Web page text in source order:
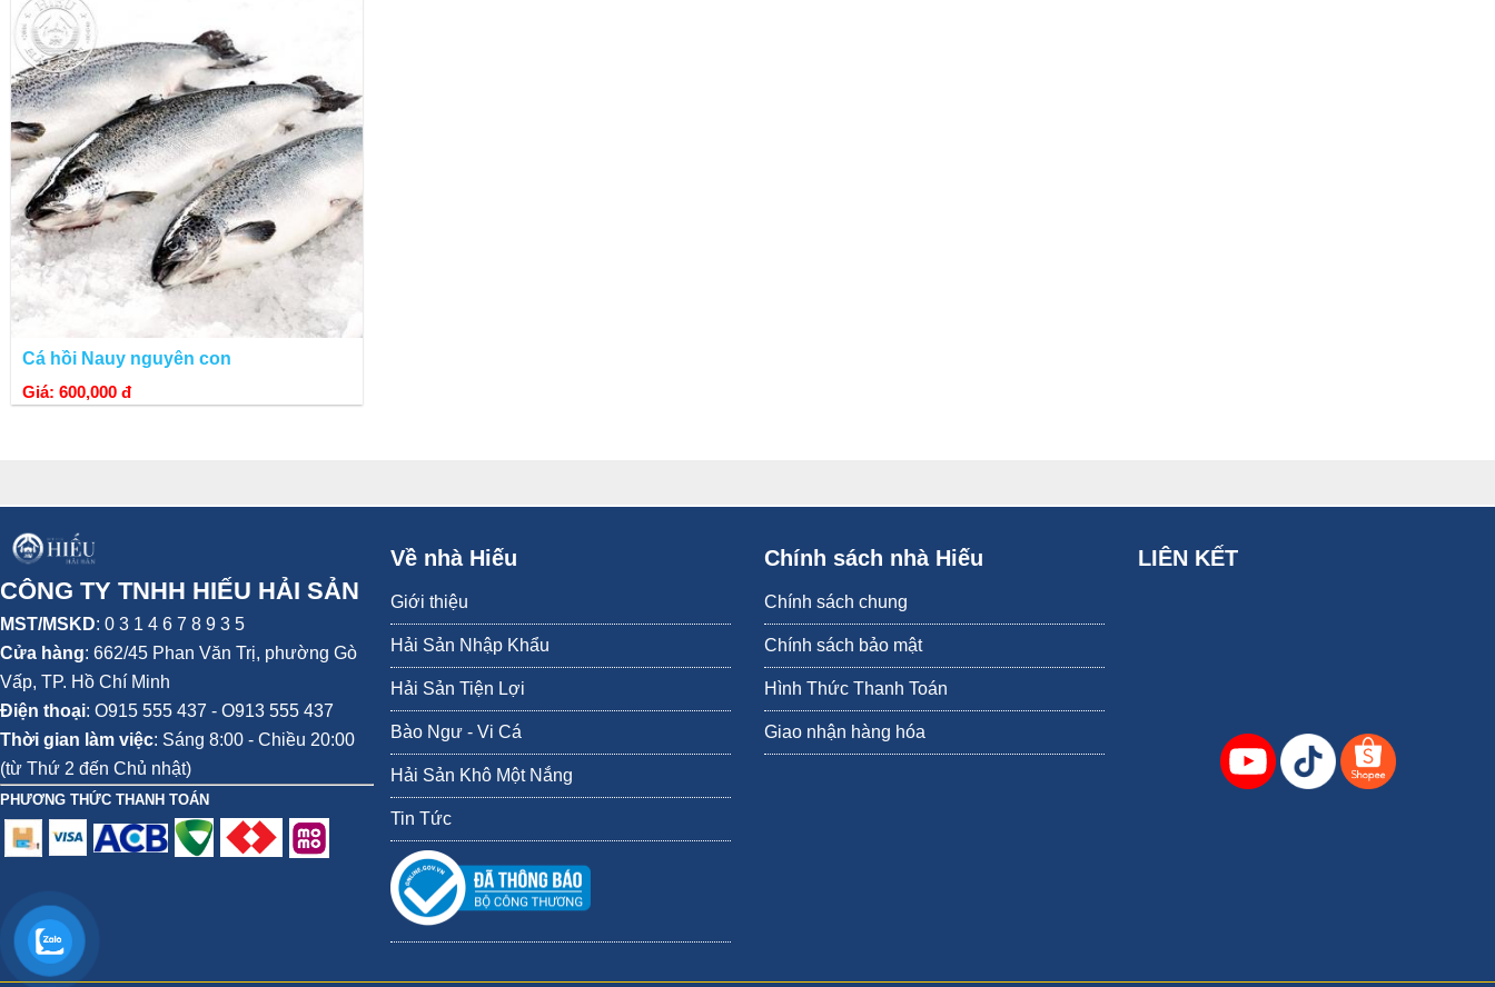
kiểm soát được chỉ số huyết áp, hạn chế tăng cân, duy trì lượng axit và dịch lỏng trong cơ thể, làm chậm quá trình lão hóa não ở người lớn tuổi...
Cá hồi Nauy nguyên con
Giá: 600,000 đ
CÔNG TY TNHH HIẾU HẢI SẢN
MST/MSKD: 0 3 1 4 6 7 8 9 3 5
Cửa hàng: 662/45 Phan Văn Trị, phường Gò
Vấp, TP. Hồ Chí Minh
Điện thoại: O915 555 437 - O913 555 437
Thời gian làm việc: Sáng 8:00 - Chiều 20:00
(từ Thứ 2 đến Chủ nhật)
PHƯƠNG THỨC THANH TOÁN
Về nhà Hiếu
Giới thiệu
Hải Sản Nhập Khẩu
Hải Sản Tiện Lợi
Bào Ngư - Vi Cá
Hải Sản Khô Một Nắng
Tin Tức
Chính sách nhà Hiếu
Chính sách chung
Chính sách bảo mật
Hình Thức Thanh Toán
Giao nhận hàng hóa
LIÊN KẾT